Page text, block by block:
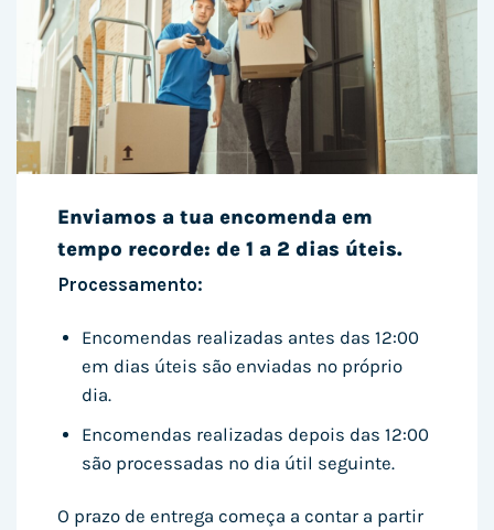
Enviamos a tua encomenda em
tempo recorde: de 1 a 2 dias úteis.
Processamento:
Encomendas realizadas antes das 12:00
em dias úteis são enviadas no próprio
dia.
Encomendas realizadas depois das 12:00
são processadas no dia útil seguinte.
O prazo de entrega começa a contar a partir